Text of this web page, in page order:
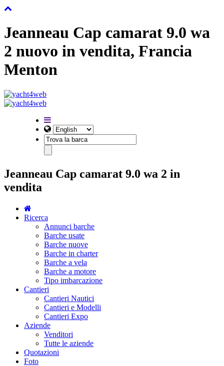
Jeanneau Cap camarat 9.0 wa
2 nuovo in vendita, Francia
Menton
Jeanneau Cap camarat 9.0 wa 2 in
vendita
Ricerca
Annunci barche
Barche usate
Barche nuove
Barche in charter
Barche a vela
Barche a motore
Tipo imbarcazione
Cantieri
Cantieri Nautici
Cantieri e Modelli
Cantieri Expo
Aziende
Venditori
Tutte le aziende
Quotazioni
Foto